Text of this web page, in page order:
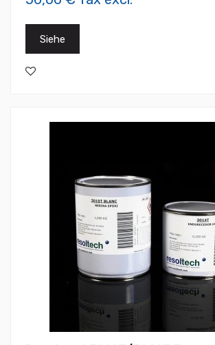
Siehe